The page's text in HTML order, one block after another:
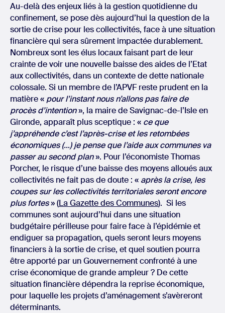
Au-delà des enjeux liés à la gestion quotidienne du
confinement, se pose dès aujourd’hui la question de la
sortie de crise pour les collectivités, face à une situation
financière qui sera sûrement impactée durablement.
Nombreux sont les élus locaux faisant part de leur
crainte de voir une nouvelle baisse des aides de l’Etat
aux collectivités, dans un contexte de dette nationale
colossale. Si un membre de l’APVF reste prudent en la
matière « pour l’instant nous n’allons pas faire de
procès d’intention», la maire de Savignac-de-l’Isle en
Gironde, apparaît plus sceptique : « ce que
j’appréhende c’est l’après-crise et les retombées
économiques (…) je pense que l’aide aux communes va
passer au second plan». Pour l’économiste Thomas
Porcher, le risque d’une baisse des moyens alloués aux
collectivités ne fait pas de doute : « après la crise, les
coupes sur les collectivités territoriales seront encore
plus fortes» (La Gazette des Communes). Si les
communes sont aujourd’hui dans une situation
budgétaire périlleuse pour faire face à l’épidémie et
endiguer sa propagation, quels seront leurs moyens
financiers à la sortie de crise, et quel soutien pourra
être apporté par un Gouvernement confronté à une
crise économique de grande ampleur ? De cette
situation financière dépendra la reprise économique,
pour laquelle les projets d’aménagement s’avèreront
déterminants.